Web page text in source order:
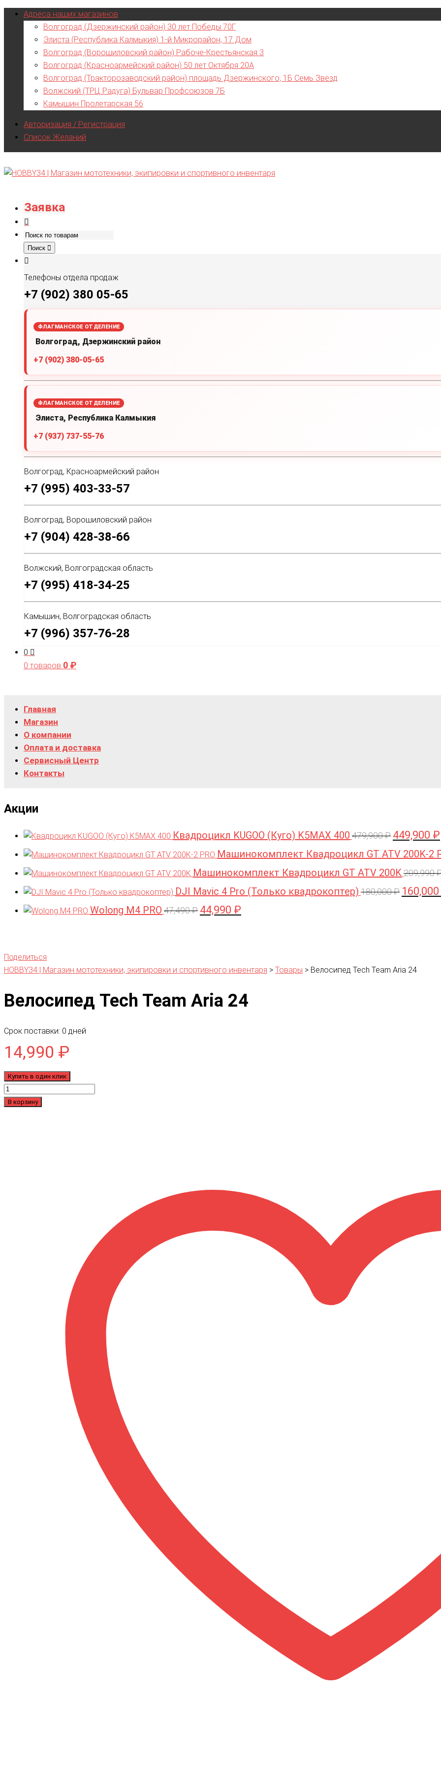
Адреса наших магазинов
Волгоград (Дзержинский район) 30 лет Победы 70Г
Элиста (Республика Калмыкия) 1-й Микрорайон, 17 Дом
Волгоград (Ворошиловский район) Рабоче-Крестьянская 3
Волгоград (Красноармейский район) 50 лет Октября 20А
Волгоград (Тракторозаводский район) площадь Дзержинского, 1Б Семь Звёзд
Волжский (ТРЦ Радуга) Бульвар Профсоюзов 7Б
Камышин Пролетарская 56
Авторизация / Регистрация
Список Желаний
Заявка
Поиск
Телефоны отдела продаж
+7 (902) 380 05-65
ФЛАГМАНСКОЕ ОТДЕЛЕНИЕ
Волгоград, Дзержинский район
+7 (902) 380-05-65
ФЛАГМАНСКОЕ ОТДЕЛЕНИЕ
Элиста, Республика Калмыкия
+7 (937) 737-55-76
Волгоград, Красноармейский район
+7 (995) 403-33-57
Волгоград, Ворошиловский район
+7 (904) 428-38-66
Волжский, Волгоградская область
+7 (995) 418-34-25
Камышин, Волгоградская область
+7 (996) 357-76-28
0
0 товаров 0 ₽
Главная
Магазин
О компании
Оплата и доставка
Сервисный Центр
Контакты
Акции
Квадроцикл KUGOO (Куго) K5MAX 400 479,900₽
составляла
479,900 ₽.
449,900 ₽
Машинокомплект Квадроцикл GT ATV 200K-2
Машинокомплект Квадроцикл GT ATV 200K 209,990
DJI Mavic 4 Pro (Только квадрокоптер) 180,000₽ 160,000
Wolong M4 PRO 47,490₽ Первоначальная
44,990 ₽
Поделиться
HOBBY34 | Магазин мототехники, экипировки и спортивного инвентаря > Товары > Велосипед Tech Team Aria 24
Велосипед Tech Team Aria 24
Срок поставки: 0 дней
14,990 ₽
Купить в один клик
Количество
товара
В корзину